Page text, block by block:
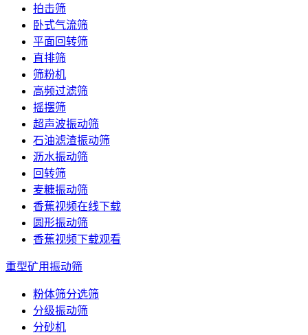
拍击筛
卧式气流筛
平面回转筛
直排筛
筛粉机
高频过滤筛
摇摆筛
超声波振动筛
石油滤渣振动筛
沥水振动筛
回转筛
麦糠振动筛
香蕉视频在线下载
圆形振动筛
香蕉视频下载观看
重型矿用振动筛
粉体筛分选筛
分级振动筛
分砂机